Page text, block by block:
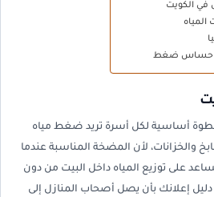
الكويت
مع حساس ضغط
أساسية لكل أسرة تريد ضغط مياه
والخزانات، لأن المضخة المناسبة عندما
على توزيع المياه داخل البيت من دون
إعلانك بأن يصل أصحاب المنازل إلى